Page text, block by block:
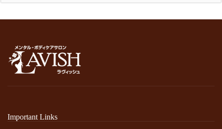
Important Links